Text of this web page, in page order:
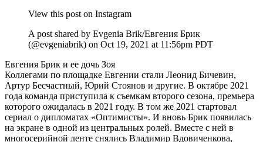
View this post on Instagram
A post shared by Evgenia Brik/Евгения Брик
(@evgeniabrik) on Oct 19, 2021 at 11:56pm PDT
Евгения Брик и ее дочь Зоя
Коллегами по площадке Евгении стали Леонид Бичевин,
Артур Бесчастный, Юрий Стоянов и другие. В октябре 2021
года команда приступила к съемкам второго сезона, премьера
которого ожидалась в 2021 году. В том же 2021 стартовал
сериал о дипломатах «Оптимисты». И вновь Брик появилась
на экране в одной из центральных ролей. Вместе с ней в
многосерийной ленте снялись Владимир Вдовиченкова,